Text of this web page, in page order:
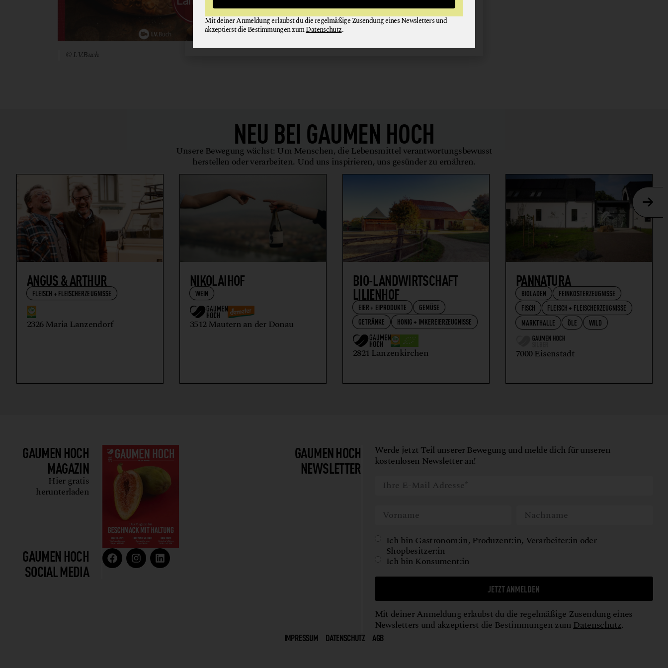
© LV.Buch
NEU BEI GAUMEN HOCH
Unsere Bewegung wächst: Um Menschen, die Lebensmittel verantwortungsbewusst
herstellen oder verarbeiten. Und uns inspirieren, uns gesünder zu ernähren.
ANGUS & ARTHUR
FLEISCH + FLEISCHERZEUGNISSE
2326 Maria Lanzendorf
NIKOLAIHOF
WEIN
3512 Mautern an der Donau
BIO-LANDWIRTSCHAFT
LILIENHOF
EIER + EIPRODUKTE
GEMÜSE
GETRÄNKE
HONIG + IMKEREIERZEUGNISSE
2821 Lanzenkirchen
PANNATURA
BIOLADEN
FEINKOSTERZEUGNISSE
FISCH
FLEISCH + FLEISCHERZEUGNISSE
MARKTHALLE
ÖLE WILD
7000 Eisenstadt
GAUMEN HOCH
MAGAZIN
Hier gratis
herunterladen
GAUMEN HOCH
SOCIAL MEDIA
GAUMEN HOCH
NEWSLETTER
Werde jetzt Teil unserer Bewegung und melde dich für unseren
kostenlosen Newsletter an!
Ich bin Gastronom:in, Produzent:in, Verarbeiter:in oder
Shopbesitzer:in
Ich bin Konsument:in
JETZT ANMELDEN
Mit deiner Anmeldung erlaubst du die regelmäßige Zusendung eines
Newsletters und akzeptierst die Bestimmungen zumDatenschutz.
IMPRESSUM DATENSCHUTZ AGB
Mit deiner Anmeldung erlaubst du die regelmäßige Zusendung eines Newsletters und
akzeptierst die Bestimmungen zumDatenschutz.